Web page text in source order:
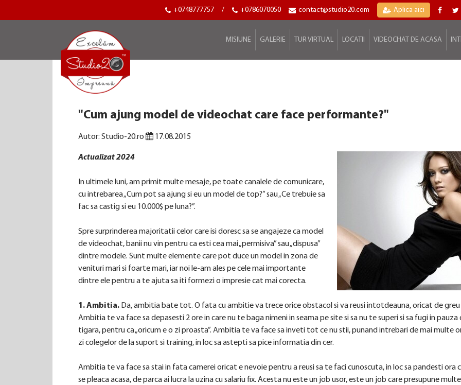
+0748777757 / +0786070050 contact@studio20.com Aplica aici
MISIUNE GALERIE TUR VIRTUAL LOCATII VIDEOCHAT DE ACASA
"Cum ajung model de videochat care face performante?"
Autor: Studio-20.ro 17.08.2015
Actualizat 2024
In ultimele luni, am primit multe mesaje, pe toate canalele de comunicare,
cu intrebarea „Cum pot sa ajung si eu un model de top?” sau „Ce trebuie sa
fac sa castig si eu 10.000$ pe luna?”.
Spre surprinderea majoritatii celor care isi doresc sa se angajeze ca model
de videochat, banii nu vin pentru ca esti cea mai „permisiva” sau „dispusa”
dintre modele. Sunt multe elemente care pot duce un model in zona de
venituri mari si foarte mari, iar noi le-am ales pe cele mai importante
dintre ele pentru a te ajuta sa iti formezi o impresie cat mai corecta.
1. Ambitia. Da, ambitia bate tot. O fata cu ambitie va trece orice obstacol si va reusi intotdeauna, oricat de greu
Ambitia te va face sa depasesti 2 ore in care nu te baga nimeni in seama pe site si sa nu te superi si sa fugi in pauza
tigara, pentru ca „oricum e o zi proasta”. Ambitia te va face sa inveti tot ce nu stii, punand intrebari de mai multe
zi colegelor de la suport si training, in loc sa astepti sa pice informatia din cer.
Ambitia te va face sa stai in fata camerei oricat e nevoie pentru a reusi sa te faci cunoscuta, in loc sa pandesti ora
se pleaca acasa, de parca ai lucra la uzina cu salariu fix. Acesta nu este un job usor, este un job care presupune multe